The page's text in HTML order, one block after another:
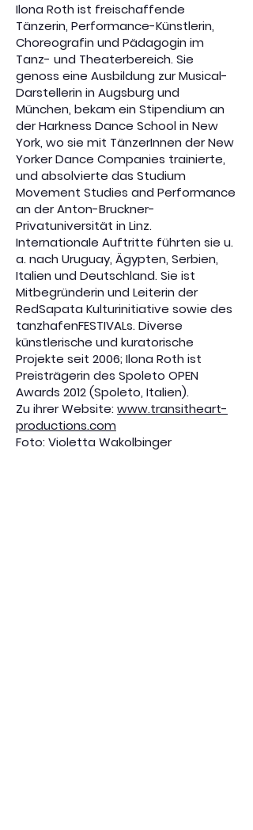
Ilona Roth ist freischaffende
Tänzerin, Performance-Künstlerin,
Choreografin und Pädagogin im
Tanz- und Theaterbereich. Sie
genoss eine Ausbildung zur Musical-
Darstellerin in Augsburg und
München, bekam ein Stipendium an
der Harkness Dance School in New
York, wo sie mit TänzerInnen der New
Yorker Dance Companies trainierte,
und absolvierte das Studium
Movement Studies and Performance
an der Anton-Bruckner-
Privatuniversität in Linz.
Internationale Auftritte führten sie u.
a. nach Uruguay, Ägypten, Serbien,
Italien und Deutschland. Sie ist
Mitbegründerin und Leiterin der
RedSapata Kulturinitiative sowie des
tanzhafenFESTIVALs. Diverse
künstlerische und kuratorische
Projekte seit 2006; Ilona Roth ist
Preisträgerin des Spoleto OPEN
Awards 2012 (Spoleto, Italien).
Zu ihrer Website: www.transitheart-
productions.com
Foto: Violetta Wakolbinger